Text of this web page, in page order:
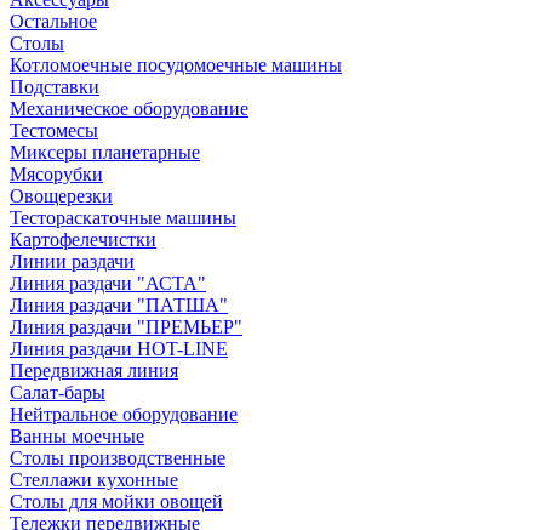
Остальное
Столы
Котломоечные посудомоечные машины
Подставки
Механическое оборудование
Тестомесы
Миксеры планетарные
Мясорубки
Овощерезки
Тестораскаточные машины
Картофелечистки
Линии раздачи
Линия раздачи "АСТА"
Линия раздачи "ПАТША"
Линия раздачи "ПРЕМЬЕР"
Линия раздачи HOT-LINE
Передвижная линия
Салат-бары
Нейтральное оборудование
Ванны моечные
Столы производственные
Стеллажи кухонные
Столы для мойки овощей
Тележки передвижные